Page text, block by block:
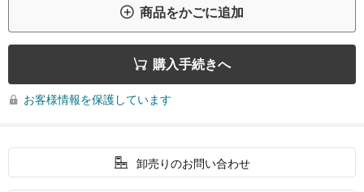
 商品をかごに追加
 購入手続きへ
 お客様情報を保護しています
 卸売りのお問い合わせ